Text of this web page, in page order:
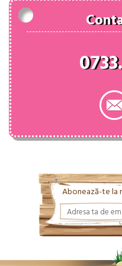
Abonează-te la